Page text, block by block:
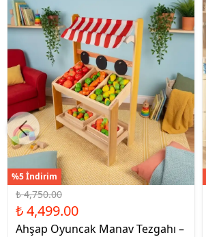
%5 İndirim
₺ 4,750.00
₺ 4,499.00
Ahşap Oyuncak Manav Tezgahı –